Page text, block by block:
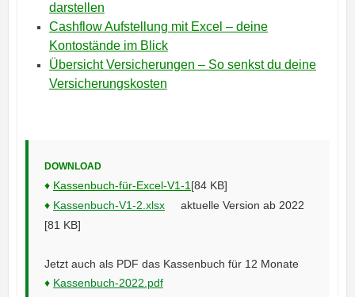
darstellen
Cashflow Aufstellung mit Excel – deine
Kontostände im Blick
Übersicht Versicherungen – So senkst du deine
Versicherungskosten
DOWNLOAD
♦ Kassenbuch-für-Excel-V1-1[84 KB]
♦ Kassenbuch-V1-2.xlsx
aktuelle Version ab 2022
[81 KB]
Jetzt auch als PDF das Kassenbuch für 12 Monate
♦ Kassenbuch-2022.pdf